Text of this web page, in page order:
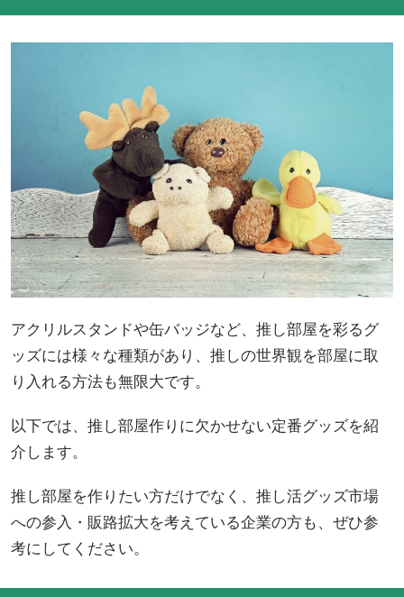
アクリルスタンドや缶バッジなど、推し部屋を彩るグ
ッズには様々な種類があり、推しの世界観を部屋に取
り入れる方法も無限大です。
以下では、推し部屋作りに欠かせない定番グッズを紹
介します。
推し部屋を作りたい方だけでなく、推し活グッズ市場
への参入・販路拡大を考えている企業の方も、ぜひ参
考にしてください。